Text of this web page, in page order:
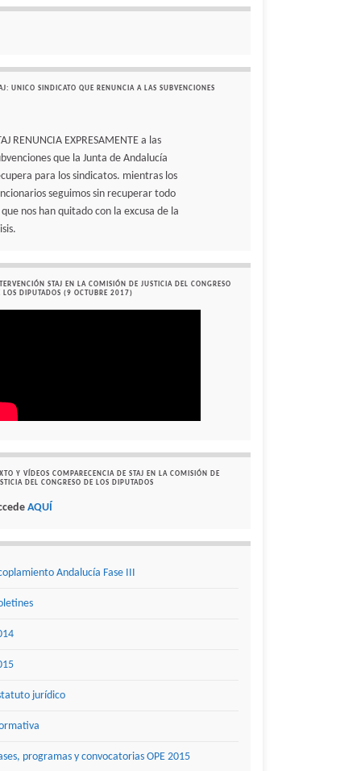
UNICO SINDICATO QUE RENUNCIA A LAS SUBVENCIONES
RENUNCIA EXPRESAMENTE a las
que la Junta de Andalucía
para los sindicatos. mientras los
seguimos sin recuperar todo
que nos han quitado con la excusa de la
STAJ EN LA COMISIÓN DE JUSTICIA DEL CONGRESO
LOS DIPUTADOS (9 OCTUBRE 2017)
Y VÍDEOS COMPARECENCIA DE STAJ EN LA COMISIÓN DE
DEL CONGRESO DE LOS DIPUTADOS
AQUÍ
Andalucía Fase III
jurídico
programas y convocatorias OPE 2015